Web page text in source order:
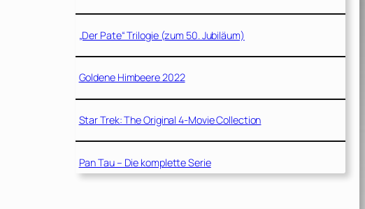
„Der Pate“ Trilogie (zum 50. Jubiläum)
Goldene Himbeere 2022
Star Trek: The Original 4-Movie Collection
Pan Tau – Die komplette Serie